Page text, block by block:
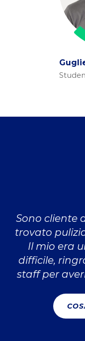
Sono cliente
trovato
Il mio era
difficile,
staff per